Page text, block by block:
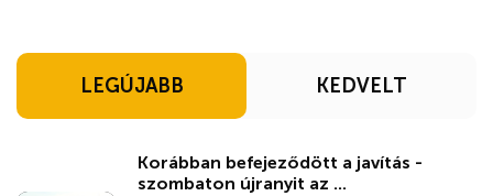
LEGÚJABB KEDVELT
Korábban befejeződött a javítás -
szombaton újranyit az ...